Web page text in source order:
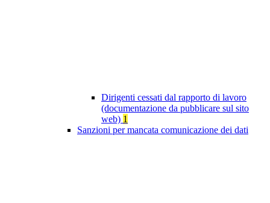
Dirigenti cessati dal rapporto di lavoro
(documentazione da pubblicare sul sito
web) 1
Sanzioni per mancata comunicazione dei dati